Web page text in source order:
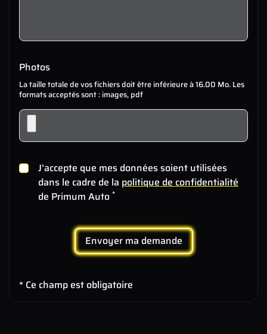
Photos
La taille totale de vos fichiers doit être inférieure à 16.00 Mo. Les
formats acceptés sont : images, pdf
J’accepte que mes données soient utilisées
dans le cadre de la politique de confidentialité
de Primum Auto *
Envoyer ma demande
* Ce champ est obligatoire